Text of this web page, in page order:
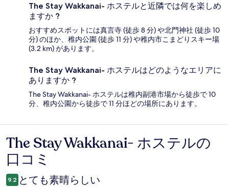
The Stay Wakkanai- ホステルと近隣では何を楽しめ
ますか ?
おすすめスポットには真言寺 (徒歩 8 分) や北門神社 (徒歩 10
分) のほか、稚内公園 (徒歩 11 分) や稚内市こまどりスキー場
(3.2 km) があります。
The Stay Wakkanai- ホステルはどのようなエリアに
ありますか ?
The Stay Wakkanai- ホステルは稚内副港市場から徒歩で 10
分、稚内公園から徒歩で 11 分ほどの場所にあります。
口
コ
ミ
The Stay Wakkanai- ホステルの
口コミ
9.2 とても素晴らしい